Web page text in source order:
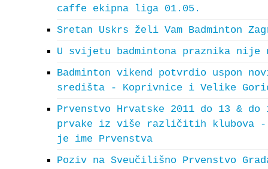
caffe ekipna liga 01.05.
Sretan Uskrs želi Vam Badminton
U svijetu badmintona praznika
Badminton vikend potvrdio uspon
središta - Koprivnice i Velike
Prvenstvo Hrvatske 2011 do 13 &
prvake iz više različitih klubova -
je ime Prvenstva
Poziv na Sveučilišno Prvenstvo